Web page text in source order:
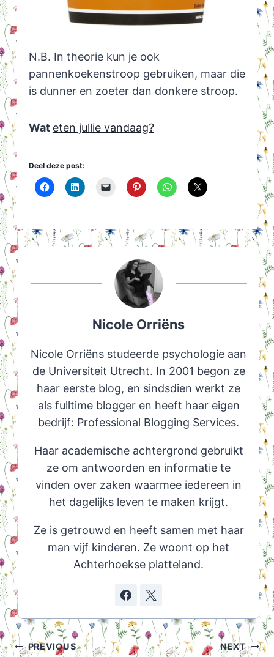
N.B. In theorie kun je ook
pannenkoekenstroop gebruiken, maar die
is dunner en zoeter dan donkere stroop.
Wat eten jullie vandaag?
Deel deze post:
Nicole Orriëns
Nicole Orriëns studeerde psychologie aan
de Universiteit Utrecht. In 2001 begon ze
haar eerste blog, en sindsdien werkt ze
als fulltime blogger en heeft haar eigen
bedrijf: Professional Blogging Services.
Haar academische achtergrond gebruikt
ze om antwoorden en informatie te
vinden over zaken waarmee iedereen in
het dagelijks leven te maken krijgt.
Ze is getrouwd en heeft samen met haar
man vijf kinderen. Ze woont op het
Achterhoekse platteland.
PostPREVIOUS NEXT